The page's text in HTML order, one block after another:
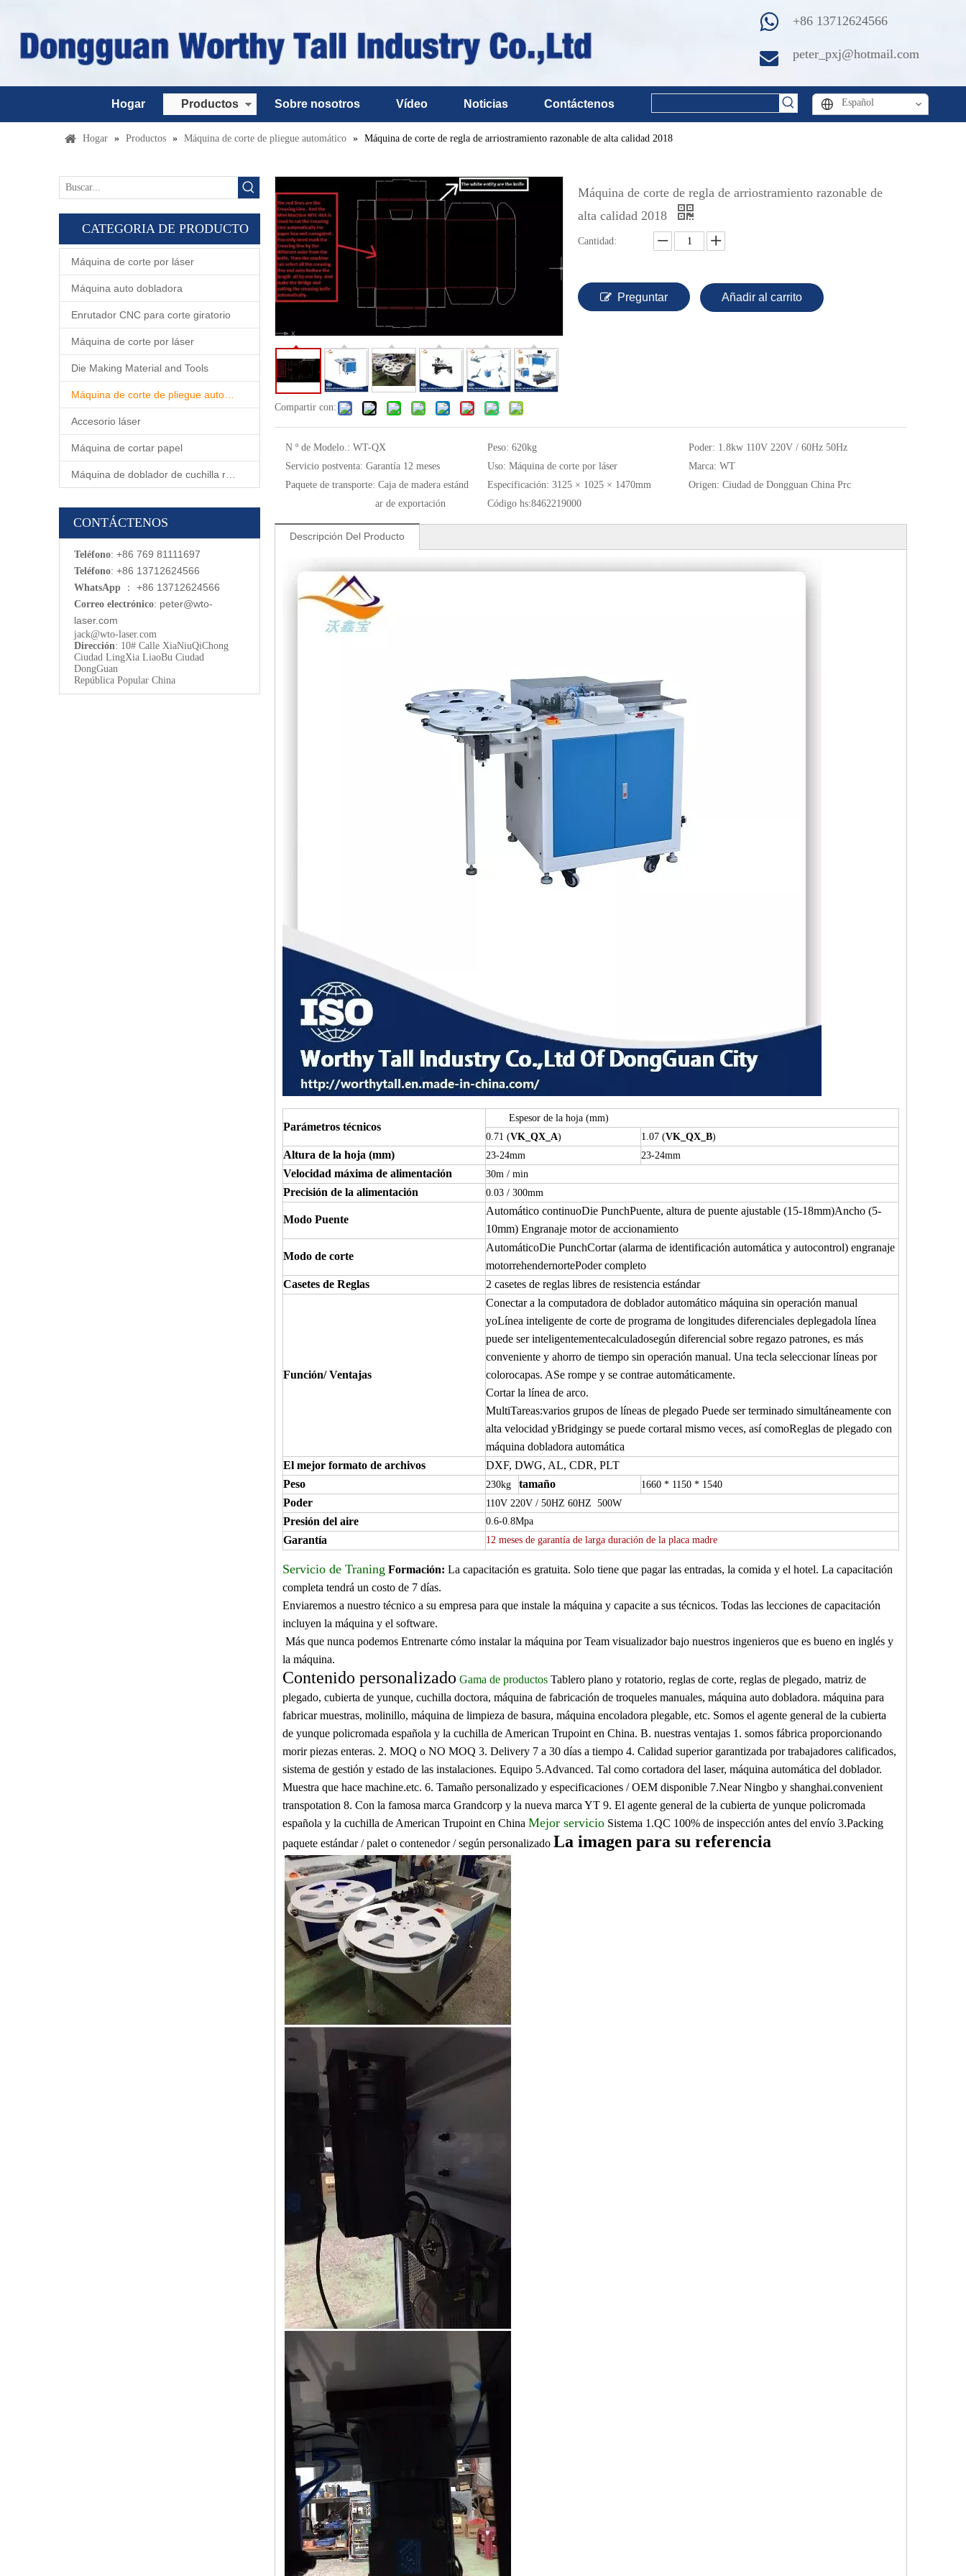
+86 13712624566
peter_pxj@hotmail.com
Hogar Productos Sobre nosotros Vídeo Noticias Contáctenos Español
Hogar » Productos » Máquina de corte de pliegue automático » Máquina de corte de regla de arriostramiento razonable de alta calidad 2018
CATEGORIA DE PRODUCTO
Máquina de corte por láser
Máquina auto dobladora
Enrutador CNC para corte giratorio
Máquina de corte por láser
Die Making Material and Tools
Accesorio láser
Máquina de cortar papel
CONTÁCTENOS
Teléfono: +86 769 81111697
Teléfono: +86 13712624566
WhatsApp ： +86 13712624566
Correo electrónico: peter@wto-
laser.com
jack@wto-laser.com
Dirección: 10# Calle XiaNiuQiChong
Ciudad LingXia LiaoBu Ciudad
DongGuan
República Popular China
Compartir con:
Máquina de corte de regla de arriostramiento razonable de
alta calidad 2018
Cantidad:
Preguntar Añadir al carrito
N º de Modelo.: WT-QX Peso: 620kg Poder: 1.8kw 110V 220V / 60Hz 50Hz
Servicio postventa: Garantía 12 meses Uso: Máquina de corte por láser Marca: WT
Paquete de transporte: Caja de madera estánd
ar de exportación
Especificación: 3125 × 1025 × 1470mm Origen: Ciudad de Dongguan China Prc
Código hs:8462219000
Descripción Del Producto
Parámetros técnicos
Espesor de la hoja (mm)
0.71 (VK_QX_A) 1.07 (VK_QX_B)
Altura de la hoja (mm) 23-24mm 23-24mm
Velocidad máxima de alimentación 30m / min
Precisión de la alimentación 0.03 / 300mm
Modo Puente
Automático continuoDie PunchPuente, altura de puente ajustable (15-18mm)Ancho (5-
10mm) Engranaje motor de accionamiento
Modo de corte
AutomáticoDie PunchCortar (alarma de identificación automática y autocontrol) engranaje
motorrehendernortePoder completo
Casetes de Reglas
2 casetes de reglas libres de resistencia estándar
Función/ Ventajas
Conectara la computadora de doblador automático máquina sin operación manual
yoLínea inteligente de corte de programa de longitudes diferenciales deplegadola línea
puede ser inteligentementecalculadosegún diferencial sobre regazo patrones, es más
conveniente y ahorro de tiempo sin operación manual. Una tecla seleccionar líneas por
colorocapas. ASe rompe y se contrae automáticamente.
Cortar la línea de arco.
MultiTareas:varios grupos de líneas de plegado Puede ser terminado simultáneamente con
alta velocidad yBridgingy se puede cortaral mismo veces, así comoReglas de plegado con
máquina dobladora automática
El mejor formato de archivos
DXF, DWG, AL, CDR, PLT
Peso
230kg tamaño 1660 * 1150 * 1540
Poder 110V 220V / 50HZ 60HZ 500W
Presión del aire 0.6-0.8Mpa
Garantía 12 meses de garantía de larga duración de la placa madre
Servicio de Traning Formación: La capacitación es gratuita. Solo tiene que pagar las entradas, la comida y el hotel. La capacitación
completa tendrá un costo de 7 días.
Enviaremos a nuestro técnico a su empresa para que instale la máquina y capacite a sus técnicos. Todas las lecciones de capacitación
incluyen la máquina y el software.
Más que nunca podemos Entrenarte cómo instalar la máquina por Team visualizador bajo nuestros ingenieros que es bueno en inglés y
la máquina.
Contenido personalizado Gama de productos Tablero plano y rotatorio, reglas de corte, reglas de plegado, matriz de
plegado, cubierta de yunque, cuchilla doctora, máquina de fabricación de troqueles manuales, máquina auto dobladora. máquina para
fabricar muestras, molinillo, máquina de limpieza de basura, máquina encoladora plegable, etc. Somos el agente general de la cubierta
de yunque policromada española y la cuchilla de American Trupoint en China. B. nuestras ventajas 1. somos fábrica proporcionando
morir piezas enteras. 2. MOQ o NO MOQ 3. Delivery 7 a 30 días a tiempo 4. Calidad superior garantizada por trabajadores calificados,
sistema de gestión y estado de las instalaciones. Equipo 5.Advanced. Tal como cortadora del laser, máquina automática del doblador.
Muestra que hace machine.etc. 6. Tamaño personalizado y especificaciones / OEM disponible 7.Near Ningbo y shanghai.convenient
transpotation 8. Con la famosa marca Grandcorp y la nueva marca YT 9. El agente general de la cubierta de yunque policromada
española y la cuchilla de American Trupoint en China Mejor servicio Sistema 1.QC 100% de inspección antes del envío 3.Packing
paquete estándar / palet o contenedor / según personalizado La imagen para su referencia